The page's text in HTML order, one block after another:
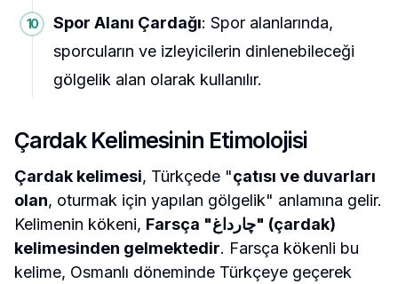
Spor Alanı Çardağı: Spor alanlarında,
sporcuların ve izleyicilerin dinlenebileceği
gölgelik alan olarak kullanılır.
Çardak Kelimesinin Etimolojisi
Çardak kelimesi, Türkçede "çatısı ve duvarları
olan, oturmak için yapılan gölgelik" anlamına gelir.
Kelimenin kökeni, Farsça "چارداغ" (çardak)
kelimesinden gelmektedir. Farsça kökenli bu
kelime, Osmanlı döneminde Türkçeye geçerek